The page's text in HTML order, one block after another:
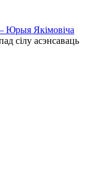
Юрыя Якімовіча
сілу асэнсаваць